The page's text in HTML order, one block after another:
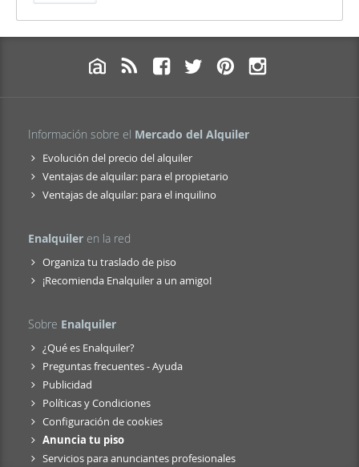
Información sobre el Mercado del Alquiler
Evolución del precio del alquiler
Ventajas de alquilar: para el propietario
Ventajas de alquilar: para el inquilino
Enalquiler en la red
Organiza tu traslado de piso
¡Recomienda Enalquiler a un amigo!
Sobre Enalquiler
¿Qué es Enalquiler?
Preguntas frecuentes - Ayuda
Publicidad
Políticas y Condiciones
Configuración de cookies
Anuncia tu piso
Servicios para anunciantes profesionales